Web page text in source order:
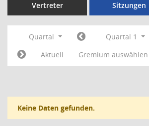
Vertreter Sitzungen
Quartal Quartal 1
Aktuell
Gremium auswählen
Keine Daten gefunden.